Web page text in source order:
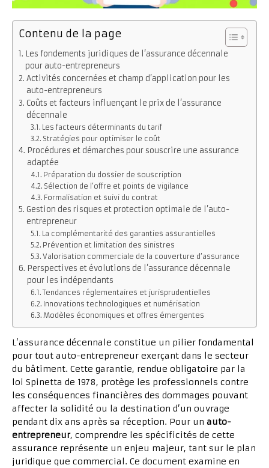
Contenu de la page
Les fondements juridiques de l’assurance décennale
pour auto-entrepreneurs
Activités concernées et champ d’application pour les
auto-entrepreneurs
Coûts et facteurs influençant le prix de l’assurance
décennale
Les facteurs déterminants du tarif
Stratégies pour optimiser le coût
Procédures et démarches pour souscrire une assurance
adaptée
Préparation du dossier de souscription
Sélection de l’offre et points de vigilance
Formalisation et suivi du contrat
Gestion des risques et protection optimale de l’auto-
entrepreneur
La complémentarité des garanties assurantielles
Prévention et limitation des sinistres
Valorisation commerciale de la couverture d’assurance
Perspectives et évolutions de l’assurance décennale
pour les indépendants
Tendances réglementaires et jurisprudentielles
Innovations technologiques et numérisation
Modèles économiques et offres émergentes
L’assurance décennale constitue un pilier fondamental
pour tout auto-entrepreneur exerçant dans le secteur
du bâtiment. Cette garantie, rendue obligatoire par la
loi Spinetta de 1978, protège les professionnels contre
les conséquences financières des dommages pouvant
affecter la solidité ou la destination d’un ouvrage
pendant dix ans après sa réception. Pour un auto-
entrepreneur, comprendre les spécificités de cette
assurance représente un enjeu majeur, tant sur le plan
juridique que commercial. Ce document examine en